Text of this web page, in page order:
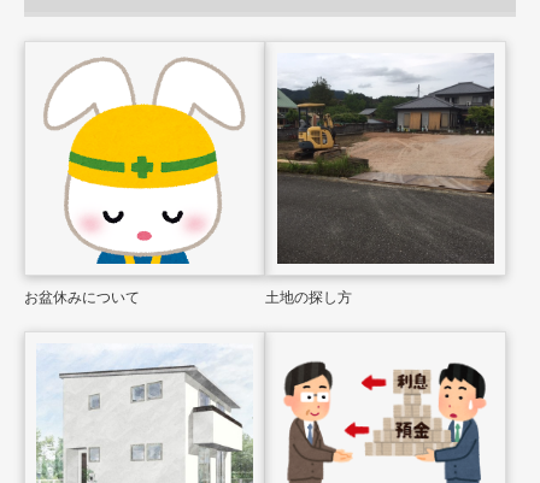
お盆休みについて 土地の探し方